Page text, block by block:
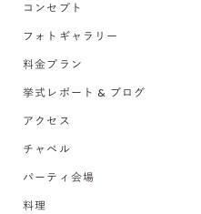
コンセプト
フォトギャラリー
料金プラン
挙式レポート & ブログ
アクセス
チャペル
パーティ会場
料理